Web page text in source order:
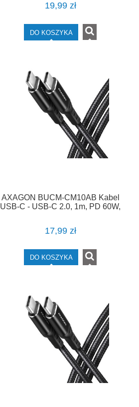
19,99 zł
DO KOSZYKA
AXAGON BUCM-CM10AB Kabel
USB-C - USB-C 2.0, 1m, PD 60W,
17,99 zł
DO KOSZYKA